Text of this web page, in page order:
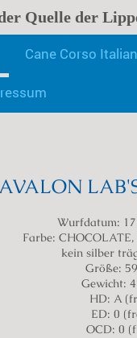
Quelle der
Cane Corso
Labrador
Wurfdatum:
Farbe:
kein silber
Größe:
Gewicht:
HD: A
ED: 0
OCD: 0